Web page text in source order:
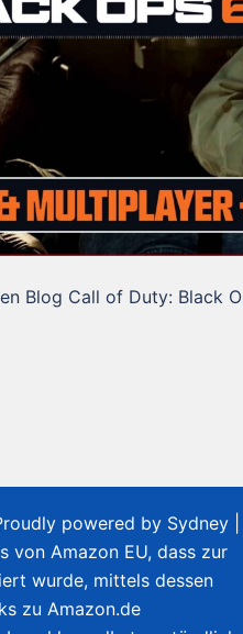
Blog Call of Duty: Black
powered by Sydney
von Amazon EU, dass zur
wurde, mittels dessen
zu Amazon.de